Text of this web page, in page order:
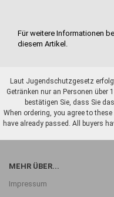
Für weitere Informationen
diesem Artikel.
Laut Jugendschutzgesetz
Getränken nur an Personen über
bestätigen Sie, dass Sie
When ordering, you agree to
have already passed. All buyers
MEHR ÜBER...
Impressum